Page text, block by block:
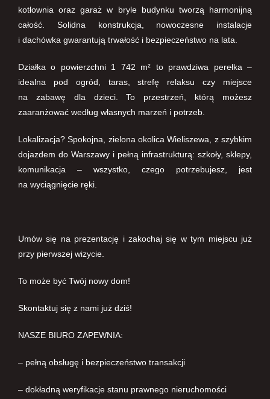
kotłownia oraz garaż w bryle budynku tworzą harmonijną
całość. Solidna konstrukcja, nowoczesne instalacje
i dachówka gwarantują trwałość i bezpieczeństwo na lata.
Działka o powierzchni 1 742 m² to prawdziwa perełka –
idealna pod ogród, taras, strefę relaksu czy miejsce
na zabawę dla dzieci. To przestrzeń, którą możesz
zaaranżować według własnych marzeń i potrzeb.
Lokalizacja? Spokojna, zielona okolica Wieliszewa, z szybkim
dojazdem do Warszawy i pełną infrastrukturą: szkoły, sklepy,
komunikacja – wszystko, czego potrzebujesz, jest
na wyciągnięcie ręki.
Umów się na prezentację i zakochaj się w tym miejscu już
przy pierwszej wizycie.
To może być Twój nowy dom!
Skontaktuj się z nami już dziś!
NASZE BIURO ZAPEWNIA:
– pełną obsługę i bezpieczeństwo transakcji
– dokładną weryfikacje stanu prawnego nieruchomości